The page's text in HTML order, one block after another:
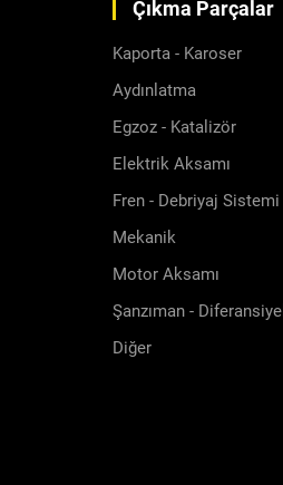
Çıkma Parçalar
Kaporta - Karoser
Aydınlatma
Egzoz - Katalizör
Elektrik Aksamı
Fren - Debriyaj Sistemi
Mekanik
Motor Aksamı
Şanzıman - Diferansiyel
Diğer